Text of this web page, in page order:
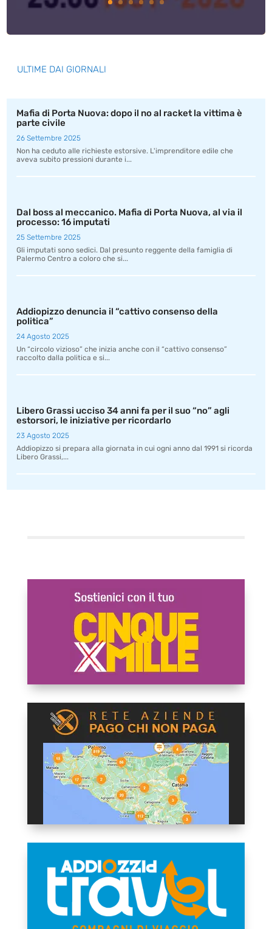
ULTIME DAI GIORNALI
Mafia di Porta Nuova: dopo il no al racket la vittima è
parte civile
26 Settembre 2025
Non ha ceduto alle richieste estorsive. L'imprenditore edile che
aveva subito pressioni durante i...
Dal boss al meccanico. Mafia di Porta Nuova, al via il
processo: 16 imputati
25 Settembre 2025
Gli imputati sono sedici. Dal presunto reggente della famiglia di
Palermo Centro a coloro che si...
Addiopizzo denuncia il “cattivo consenso della
politica”
24 Agosto 2025
Un “circolo vizioso” che inizia anche con il “cattivo consenso”
raccolto dalla politica e si...
Libero Grassi ucciso 34 anni fa per il suo “no” agli
estorsori, le iniziative per ricordarlo
23 Agosto 2025
Addiopizzo si prepara alla giornata in cui ogni anno dal 1991 si ricorda
Libero Grassi,...